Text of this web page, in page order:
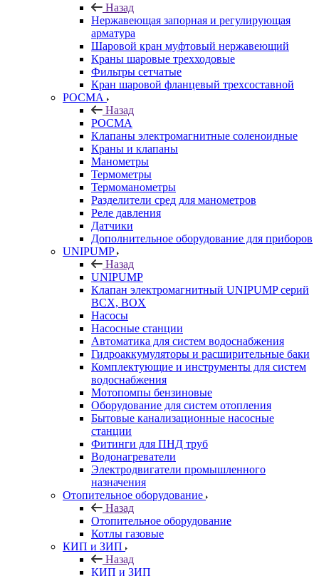
Назад
Нержавеющая запорная и регулирующая
арматура
Шаровой кран муфтовый нержавеющий
Краны шаровые трехходовые
Фильтры сетчатые
Кран шаровой фланцевый трехсоставной
РОСМА
Назад
РОСМА
Клапаны электромагнитные соленоидные
Краны и клапаны
Манометры
Термометры
Термоманометры
Разделители сред для манометров
Реле давления
Датчики
Дополнительное оборудование для приборов
UNIPUMP
Назад
UNIPUMP
Клапан электромагнитный UNIPUMP серий
BCX, BOX
Насосы
Насосные станции
Автоматика для систем водоснабжения
Гидроаккумуляторы и расширительные баки
Комплектующие и инструменты для систем
водоснабжения
Мотопомпы бензиновые
Оборудование для систем отопления
Бытовые канализационные насосные
станции
Фитинги для ПНД труб
Водонагреватели
Электродвигатели промышленного
назначения
Отопительное оборудование
Назад
Отопительное оборудование
Котлы газовые
КИП и ЗИП
Назад
КИП и ЗИП